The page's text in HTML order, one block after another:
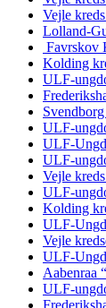
Vejle
Lolland-
Favrskov
Kolding
ULF-
ULF-
ULF-
ULF-
Vejle
ULF-
Kolding
ULF-
Vejle
ULF-
Aabenraa
ULF-